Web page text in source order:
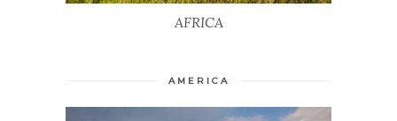
AFRICA
AMERICA